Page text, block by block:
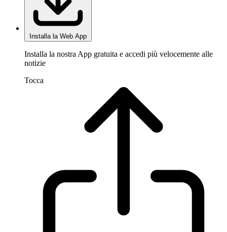
Installa la Web App
Installa la nostra App gratuita e accedi più velocemente alle
notizie
Tocca